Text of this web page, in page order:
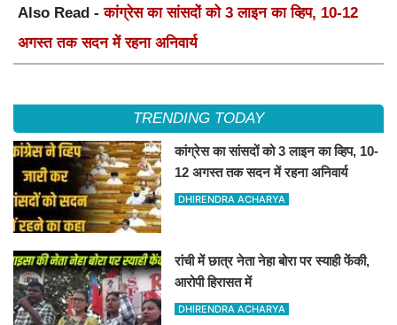
Also Read -कांग्रेस का सांसदों को 3 लाइन का व्हिप, 10-12
अगस्त तक सदन में रहना अनिवार्य
TRENDING TODAY
कांग्रेस का सांसदों को 3 लाइन का व्हिप, 10-
12 अगस्त तक सदन में रहना अनिवार्य
DHIRENDRA ACHARYA
रांची में छात्र नेता नेहा बोरा पर स्याही फेंकी,
आरोपी हिरासत में
DHIRENDRA ACHARYA